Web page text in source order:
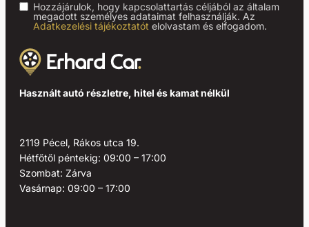
Használt autó részletre, hitel és kamat nélkül
2119 Pécel, Rákos utca 19.
Hétfőtől péntekig: 09:00 – 17:00
Szombat: Zárva
Vasárnap: 09:00 – 17:00
Hozzájárulok, hogy kapcsolattartás céljából az általam
megadott személyes adataimat felhasználják. Az
Adatkezelési tájékoztatót elolvastam és elfogadom.